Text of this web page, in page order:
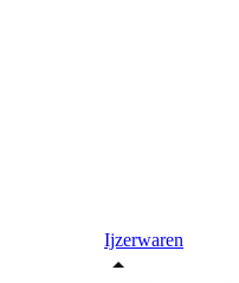
Ijzerwaren